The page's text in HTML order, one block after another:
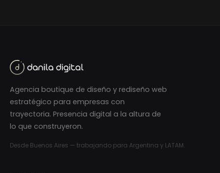
Agencia boutique de diseño y rediseño web
estratégico para empresas con
trayectoria. Presencia digital a la altura de
lo que construyeron.
Desde Buenos Aires — trabajando para Argentina y LATAM.